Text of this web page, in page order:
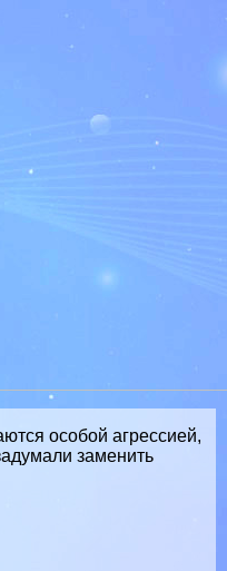
особой агрессией,
заменить